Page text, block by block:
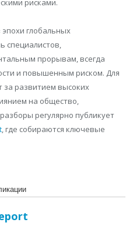
рисками.
глобальных
специалистов,
прорывам, всегда
и повышенным риском. Для
за развитием высоких
на общество,
регулярно публикует
, где собираются ключевые